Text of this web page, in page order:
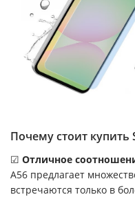
Почему стоит купить
☑ Отличное
A56 предлагает
встречаются только в